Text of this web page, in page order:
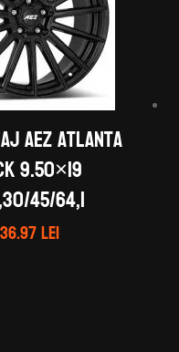
AEZ Atlanta
9.50×19
45/64,1
lei